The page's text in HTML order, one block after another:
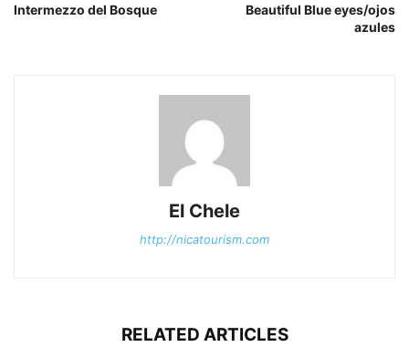
Intermezzo del Bosque
Beautiful Blue eyes/ojos
azules
El Chele
http://nicatourism.com
RELATED ARTICLES